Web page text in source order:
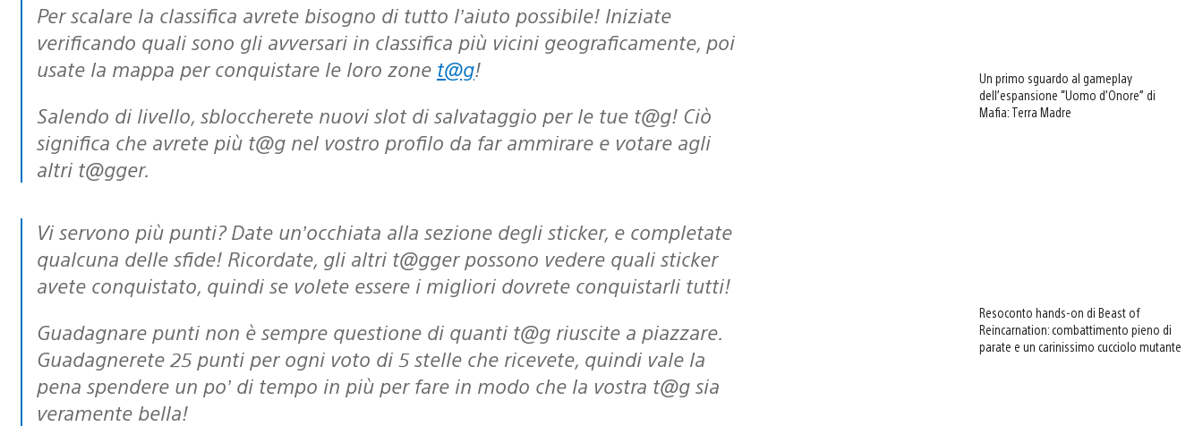
Per scalare la classifica avrete bisogno di tutto l’aiuto possibile! Iniziate
verificando quali sono gli avversari in classifica più vicini geograficamente, poi
usate la mappa per conquistare le loro zone t@g!
Salendo di livello, sbloccherete nuovi slot di salvataggio per le tue t@g! Ciò
significa che avrete più t@g nel vostro profilo da far ammirare e votare agli
altri t@gger.
Vi servono più punti? Date un’occhiata alla sezione degli sticker, e completate
qualcuna delle sfide! Ricordate, gli altri t@gger possono vedere quali sticker
avete conquistato, quindi se volete essere i migliori dovrete conquistarli tutti!
Guadagnare punti non è sempre questione di quanti t@g riuscite a piazzare.
Guadagnerete 25 punti per ogni voto di 5 stelle che ricevete, quindi vale la
pena spendere un po’ di tempo in più per fare in modo che la vostra t@g sia
veramente bella!
Un primo sguardo al gameplay
dell’espansione “Uomo d’Onore” di
Mafia: Terra Madre
Resoconto hands-on di Beast of
Reincarnation: combattimento pieno di
parate e un carinissimo cucciolo mutante